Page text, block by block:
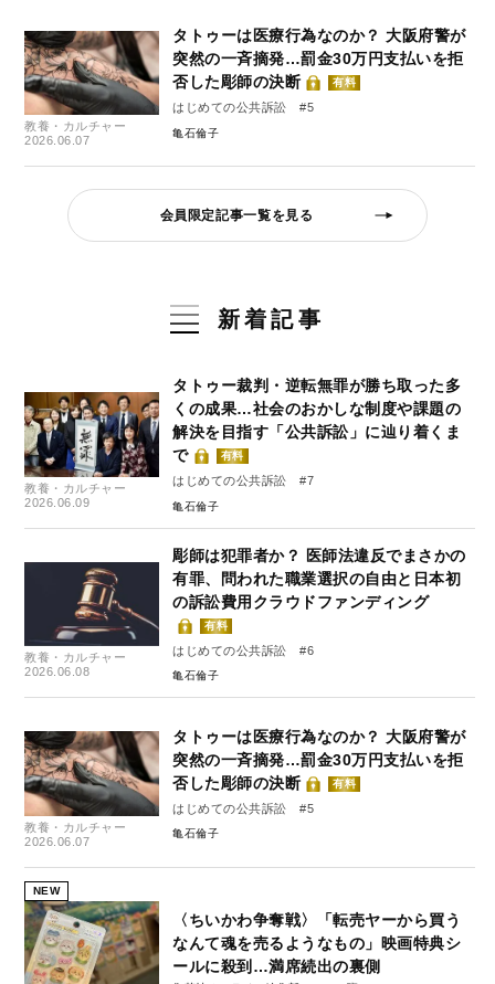
教養・カルチャー
2026.06.07
タトゥーは医療行為なのか？ 大阪府警が
突然の一斉摘発…罰金30万円支払いを拒
否した彫師の決断
有料
はじめての公共訴訟 #5
亀石倫子
会員限定記事一覧を見る
新着記事
教養・カルチャー
2026.06.09
タトゥー裁判・逆転無罪が勝ち取った多
くの成果…社会のおかしな制度や課題の
解決を目指す「公共訴訟」に辿り着くま
で
有料
はじめての公共訴訟 #7
亀石倫子
教養・カルチャー
2026.06.08
彫師は犯罪者か？ 医師法違反でまさかの
有罪、問われた職業選択の自由と日本初
の訴訟費用クラウドファンディング
有料
はじめての公共訴訟 #6
亀石倫子
教養・カルチャー
2026.06.07
タトゥーは医療行為なのか？ 大阪府警が
突然の一斉摘発…罰金30万円支払いを拒
否した彫師の決断
有料
はじめての公共訴訟 #5
亀石倫子
NEW
〈ちいかわ争奪戦〉「転売ヤーから買う
なんて魂を売るようなもの」映画特典シ
ールに殺到…満席続出の裏側